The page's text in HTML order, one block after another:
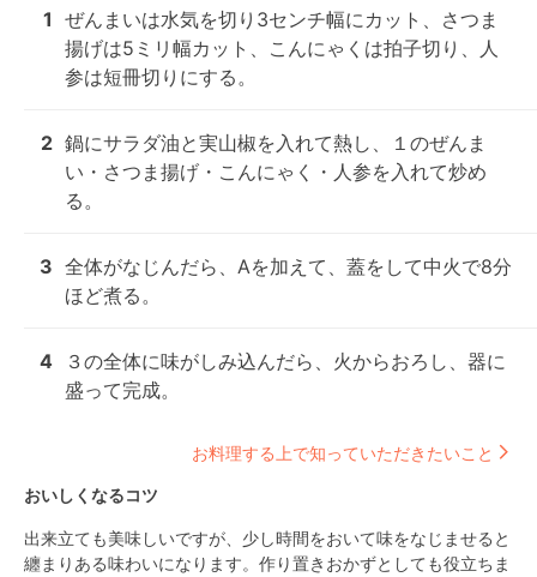
1 ぜんまいは水気を切り3センチ幅にカット、さつま
揚げは5ミリ幅カット、こんにゃくは拍子切り、人
参は短冊切りにする。
2 鍋にサラダ油と実山椒を入れて熱し、１のぜんま
い・さつま揚げ・こんにゃく・人参を入れて炒め
る。
3 全体がなじんだら、Aを加えて、蓋をして中火で8分
ほど煮る。
4
３の全体に味がしみ込んだら、火からおろし、器に
盛って完成。
お料理する上で知っていただきたいこと
おいしくなるコツ
出来立ても美味しいですが、少し時間をおいて味をなじませると
纏まりある味わいになります。作り置きおかずとしても役立ちま